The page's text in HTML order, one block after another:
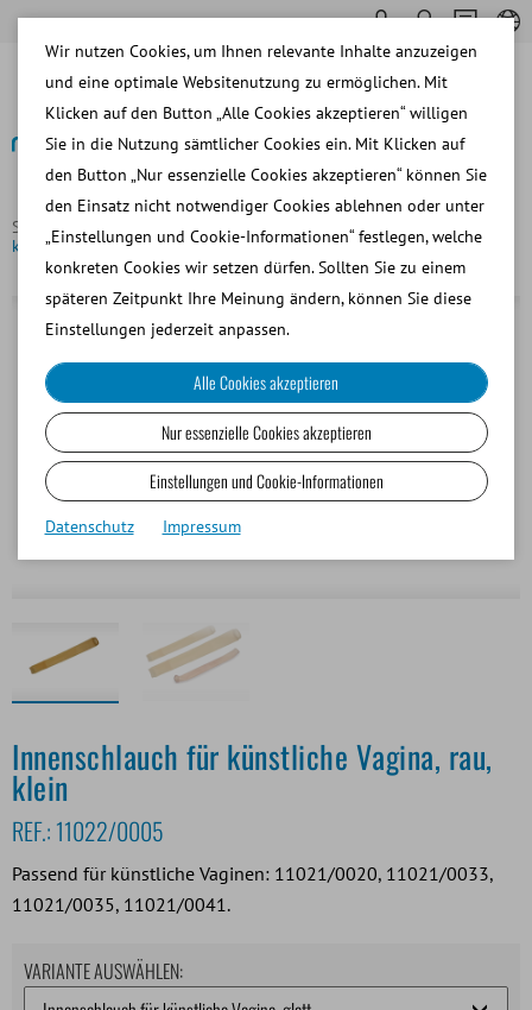
Startseite Samengewinnung
Innenschlauch für
künstliche Vagina, glatt
Zurück
Innenschlauch für künstliche Vagina, rau,
klein
REF.: 11022/0005
Passend für künstliche Vaginen: 11021/0020, 11021/0033,
11021/0035, 11021/0041.
VARIANTE AUSWÄHLEN:
Wir nutzen Cookies, um Ihnen relevante Inhalte anzuzeigen
und eine optimale Websitenutzung zu ermöglichen. Mit
Klicken auf den Button „Alle Cookies akzeptieren“ willigen
Sie in die Nutzung sämtlicher Cookies ein. Mit Klicken auf
den Button „Nur essenzielle Cookies akzeptieren“ können Sie
den Einsatz nicht notwendiger Cookies ablehnen oder unter
„Einstellungen und Cookie-Informationen“ festlegen, welche
konkreten Cookies wir setzen dürfen. Sollten Sie zu einem
späteren Zeitpunkt Ihre Meinung ändern, können Sie diese
Einstellungen jederzeit anpassen.
Alle Cookies akzeptieren
Nur essenzielle Cookies akzeptieren
Einstellungen und Cookie-Informationen
Datenschutz Impressum